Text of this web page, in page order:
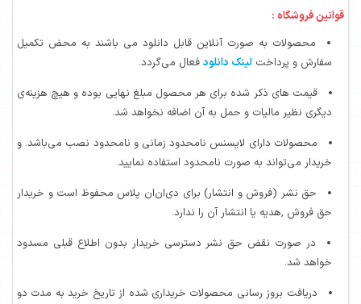
قوانین فروشگاه :
محصولات به صورت آنلاین قابل دانلود می باشند به محض تکمیل
سفارش و پرداخت لینک دانلود فعال می‌گردد.
قیمت های ذکر شده برای هر محصول مبلغ نهایی بوده و هیچ هزینه‌ی
دیگری نظیر مالیات و حمل به آن اضافه نخواهد شد.
محصولات دارای لایسنس نامحدود زمانی و نامحدود نصب می‌باشد. و
خریدار می‌تواند به صورت نامحدود استفاده نمایید.
حق نشر (فروش و انتشار) برای دی‌ان‌ان پلاس محفوظ است و خریدار
حق فروش ,هدیه یا انتشار آن را ندارد.
در صورت نقض حق نشر دسترسی خریدار بدون اطلاع قبلی مسدود
خواهد شد.
دریافت بروز رسانی محصولات خریداری شده از تاریخ خرید به مدت دو